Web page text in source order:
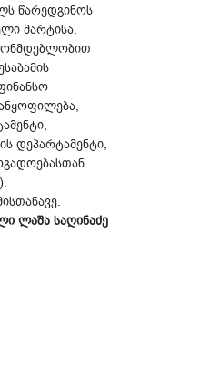
წარედგინოს
მარტისა.
დეპარტამენტი,
ლაშა საღინაძე